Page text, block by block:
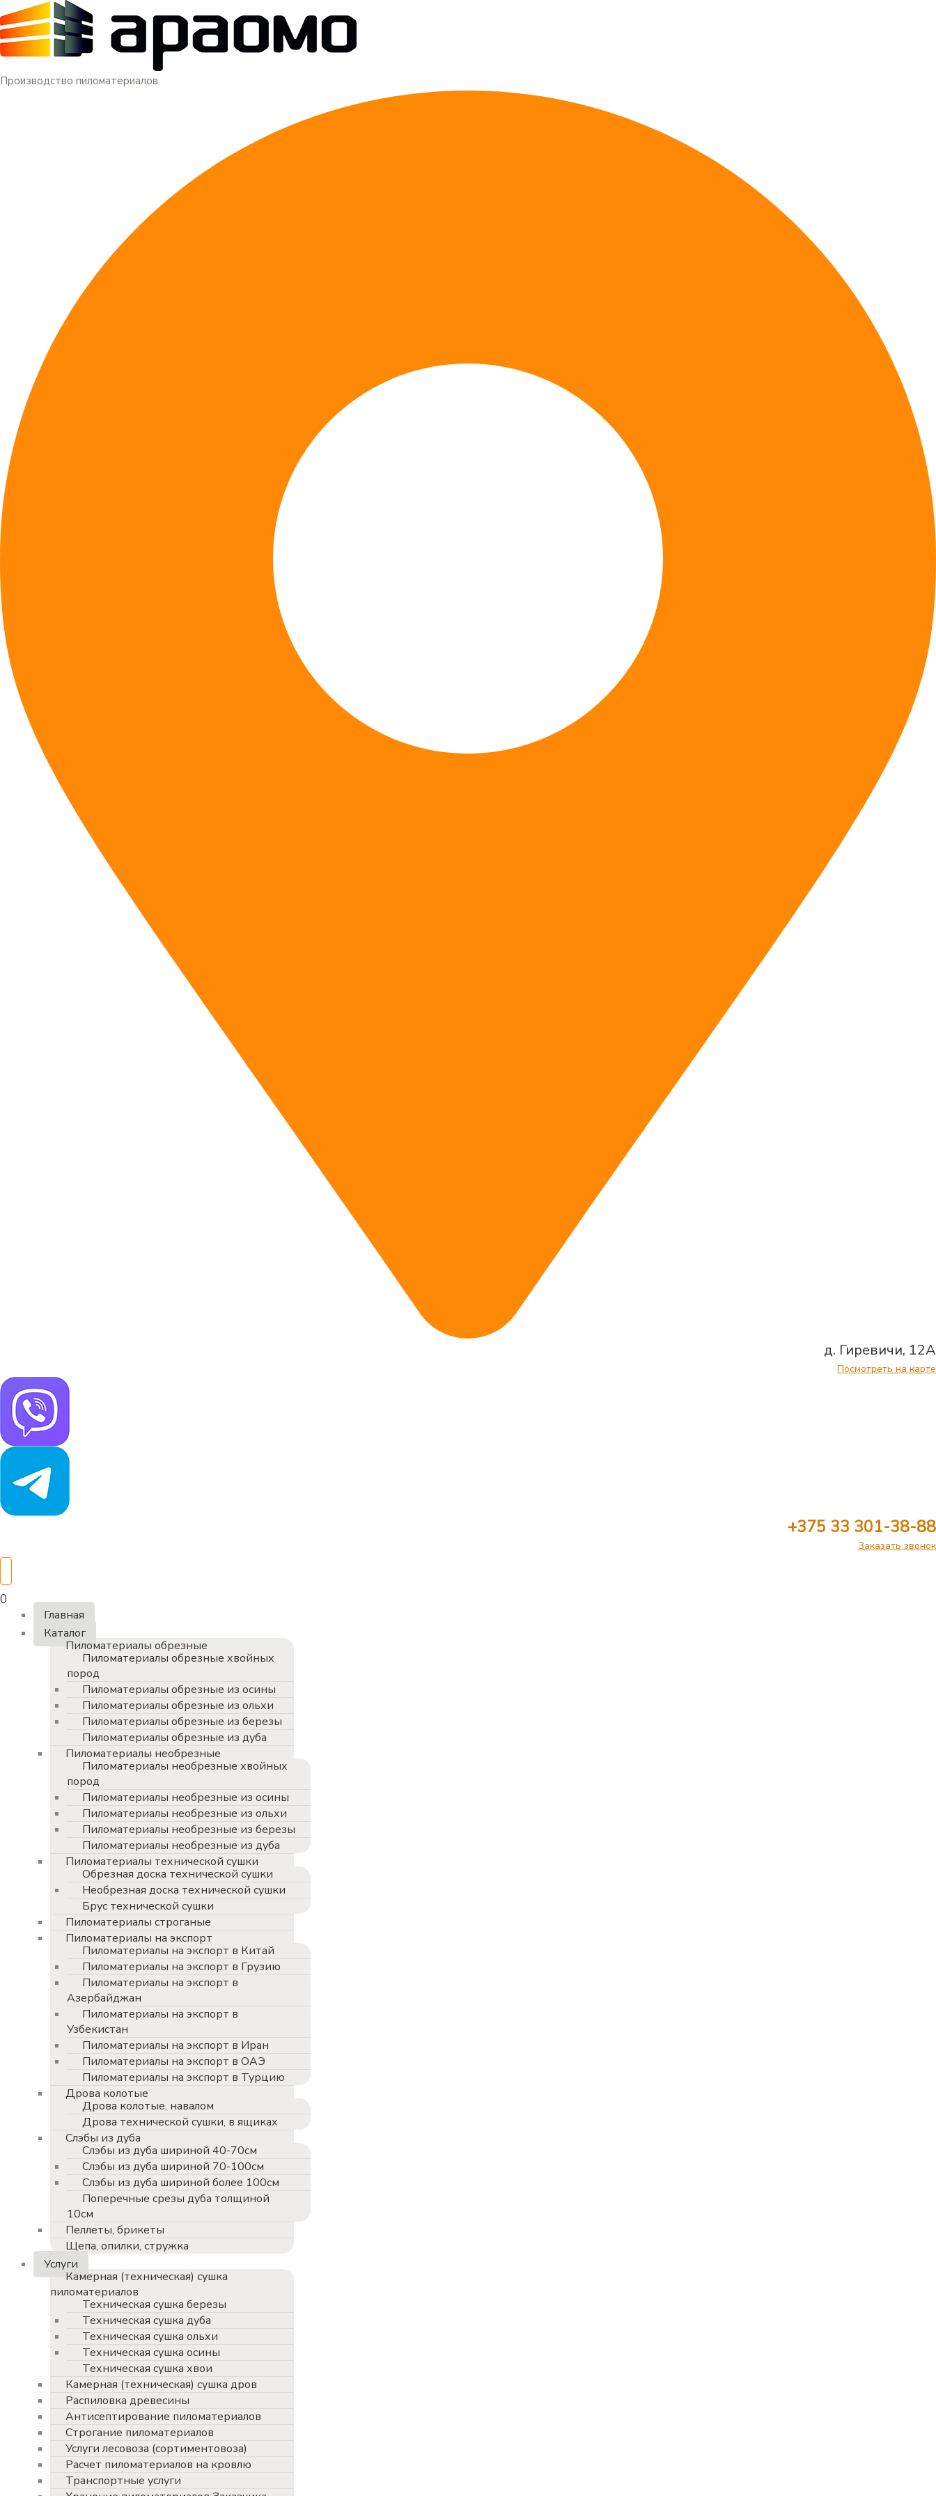
Производство пиломатериалов
д. Гиревичи, 12А
Посмотреть на карте
+375 33 301-38-88
Заказать звонок
0
Меню
Главная
Каталог
Пиломатериалы обрезные
Пиломатериалы обрезные хвойных
пород
Пиломатериалы обрезные из осины
Пиломатериалы обрезные из ольхи
Пиломатериалы обрезные из березы
Пиломатериалы обрезные из дуба
Пиломатериалы необрезные
Пиломатериалы необрезные хвойных
пород
Пиломатериалы необрезные из осины
Пиломатериалы необрезные из ольхи
Пиломатериалы необрезные из березы
Пиломатериалы необрезные из дуба
Пиломатериалы технической сушки
Обрезная доска технической сушки
Необрезная доска технической сушки
Брус технической сушки
Пиломатериалы строганые
Пиломатериалы на экспорт
Пиломатериалы на экспорт в Китай
Пиломатериалы на экспорт в Грузию
Пиломатериалы на экспорт в
Азербайджан
Пиломатериалы на экспорт в
Узбекистан
Пиломатериалы на экспорт в Иран
Пиломатериалы на экспорт в ОАЭ
Пиломатериалы на экспорт в Турцию
Дрова колотые
Дрова колотые, навалом
Дрова технической сушки, в ящиках
Слэбы из дуба
Слэбы из дуба шириной 40-70см
Слэбы из дуба шириной 70-100см
Слэбы из дуба шириной более 100см
Поперечные срезы дуба толщиной
10см
Пеллеты, брикеты
Щепа, опилки, стружка
Услуги
Камерная (техническая) сушка
пиломатериалов
Техническая сушка березы
Техническая сушка дуба
Техническая сушка ольхи
Техническая сушка осины
Техническая сушка хвои
Камерная (техническая) сушка дров
Распиловка древесины
Антисептирование пиломатериалов
Строгание пиломатериалов
Услуги лесовоза (сортиментовоза)
Расчет пиломатериалов на кровлю
Транспортные услуги
Перейти
к
содержимому